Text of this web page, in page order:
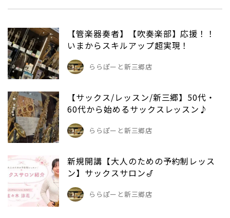
【管楽器奏者】【吹奏楽部】応援！！
いまからスキルアップ超実現！
ららぽーと新三郷店
【サックス/レッスン/新三郷】50代・
60代から始めるサックスレッスン♪
ららぽーと新三郷店
新規開講【大人のための予約制レッス
ン】サックスサロン🎷
ららぽーと新三郷店